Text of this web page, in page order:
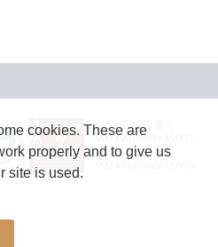
JASRAC許諾番号：
9024936001Y45037
JASRAC許諾番号：
cookies. These are
properly and to give us
site is used.